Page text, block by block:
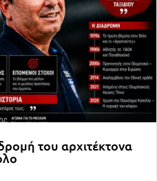
του αρχιτέκτονα